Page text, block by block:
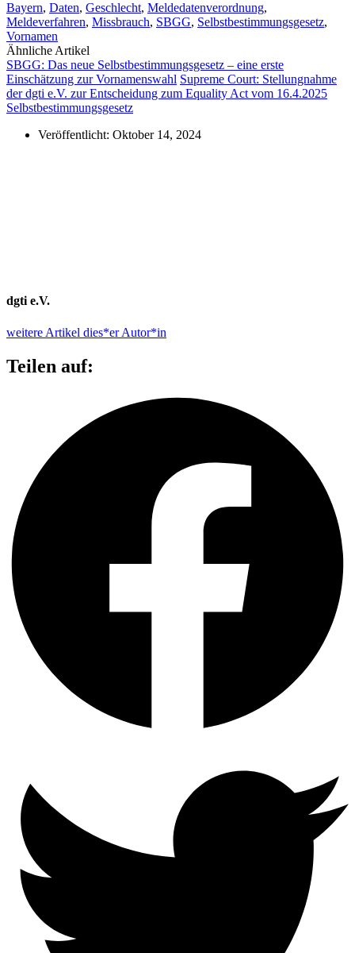
Bayern, Daten, Geschlecht, Meldedatenverordnung,
Meldeverfahren, Missbrauch, SBGG, Selbstbestimmungsgesetz,
Vornamen
Ähnliche Artikel
SBGG: Das neue Selbstbestimmungsgesetz – eine erste
Einschätzung zur Vornamenswahl Supreme Court: Stellungnahme
der dgti e.V. zur Entscheidung zum Equality Act vom 16.4.2025
Selbstbestimmungsgesetz
Veröffentlicht: Oktober 14, 2024
dgti e.V.
weitere Artikel dies*er Autor*in
Teilen auf: